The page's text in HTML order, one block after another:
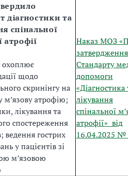
діагностики та
спінальної
атрофії
охоплює
щодо
скринінгу на
м’язову атрофію;
лікування та
спостереження
ведення гострих
у пацієнтів зі
м’язовою
Наказ МОЗ
затвердження
Стандарту
допомоги
«Діагностика
лікування
спінальної
атрофії» від
16.04.2025 №